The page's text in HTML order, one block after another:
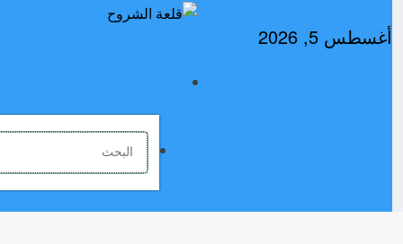
إلىأغسطس 5, 2026